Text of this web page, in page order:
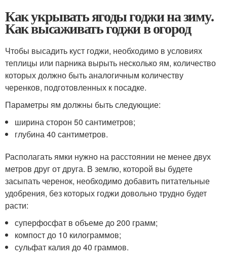
Как укрывать ягоды годжи на зиму.
Как высаживать годжи в огород
Чтобы высадить куст годжи, необходимо в условиях
теплицы или парника вырыть несколько ям, количество
которых должно быть аналогичным количеству
черенков, подготовленных к посадке.
Параметры ям должны быть следующие:
ширина сторон 50 сантиметров;
глубина 40 сантиметров.
Располагать ямки нужно на расстоянии не менее двух
метров друг от друга. В землю, которой вы будете
засыпать черенок, необходимо добавить питательные
удобрения, без которых годжи довольно трудно будет
расти:
суперфосфат в объеме до 200 грамм;
компост до 10 килограммов;
сульфат калия до 40 граммов.